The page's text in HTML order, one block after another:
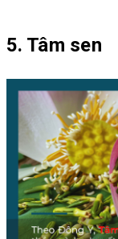
5. Tâm sen